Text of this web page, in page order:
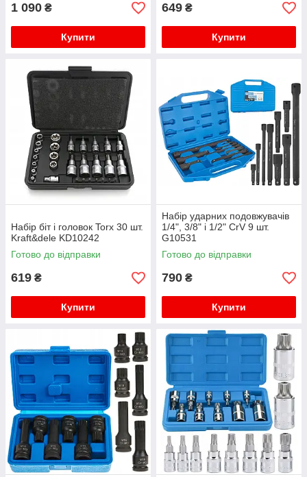
1 090 ₴
Купити
649 ₴
Купити
Набір біт і головок Torx 30 шт.
Kraft&dele KD10242
Готово до відправки
619 ₴
Купити
Набір ударних подовжувачів
1/4", 3/8" і 1/2" CrV 9 шт.
G10531
Готово до відправки
790 ₴
Купити